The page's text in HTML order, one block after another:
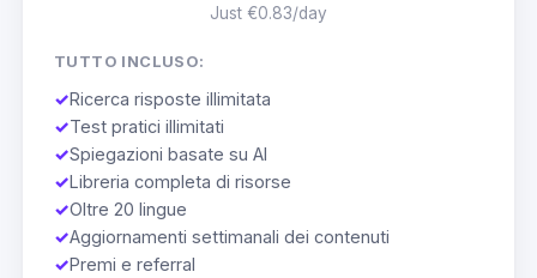
Just €0.83/day
TUTTO INCLUSO:
✓Ricerca risposte illimitata
✓Test pratici illimitati
✓Spiegazioni basate su AI
✓Libreria completa di risorse
✓Oltre 20 lingue
✓Aggiornamenti settimanali dei contenuti
✓Premi e referral